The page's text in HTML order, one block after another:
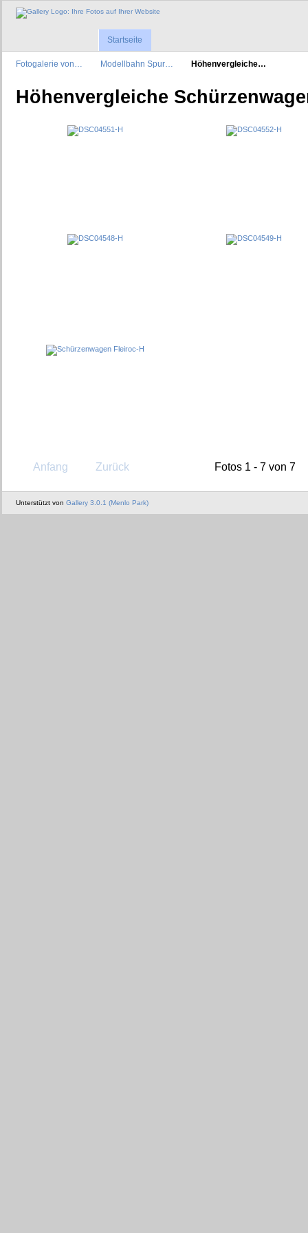
Startseite
Fotogalerie von… Modellbahn Spur… Höhenvergleiche…
Höhenvergleiche
Anfang Zurück Fotos 1 - 7 von 7
Unterstützt von Gallery 3.0.1 (Menlo Park)